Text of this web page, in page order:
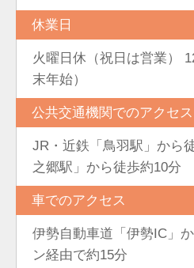
休業日
火曜日休（祝日は営業）
末年始）
公共交通機関でのアクセス
JR・近鉄「鳥羽駅」から
之郷駅」から徒歩約10分
車でのアクセス
伊勢自動車道「伊勢IC」
ン経由で約15分